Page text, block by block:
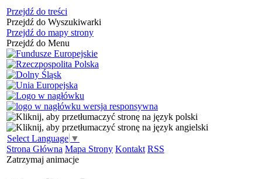
Przejdź do treści
Przejdź do Wyszukiwarki
Przejdź do mapy strony
Przejdź do Menu
Select Language ▼
Strona Główna Mapa Strony Kontakt RSS
Zatrzymaj animacje